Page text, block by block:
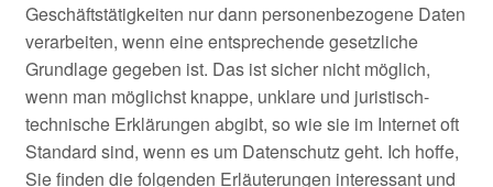
Geschäftstätigkeiten nur dann personenbezogene Daten
verarbeiten, wenn eine entsprechende gesetzliche
Grundlage gegeben ist. Das ist sicher nicht möglich,
wenn man möglichst knappe, unklare und juristisch-
technische Erklärungen abgibt, so wie sie im Internet oft
Standard sind, wenn es um Datenschutz geht. Ich hoffe,
Sie finden die folgenden Erläuterungen interessant und